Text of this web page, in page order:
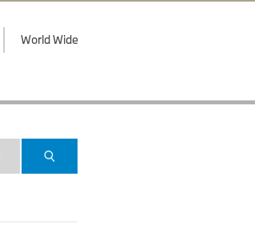
World Wide